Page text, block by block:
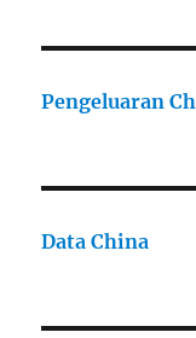
Pengeluaran
Data China